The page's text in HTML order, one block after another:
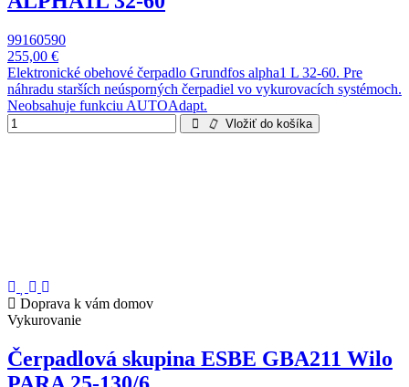
99160590
255,00 €
Elektronické obehové čerpadlo Grundfos alpha1 L 32-60. Pre
náhradu starších neúsporných čerpadiel vo vykurovacích systémoch.
Neobsahuje funkciu AUTOAdapt.
Vložiť do košíka
Doprava k vám domov
Vykurovanie
Čerpadlová skupina ESBE GBA211 Wilo